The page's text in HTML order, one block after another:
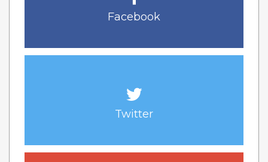
Facebook
Twitter